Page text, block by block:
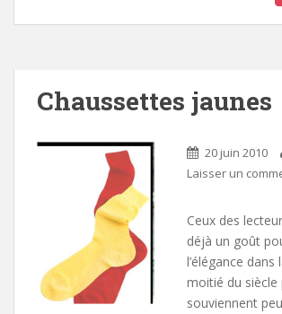
Chaussettes jaunes
20 juin 2010
Laisser un
Ceux des
déjà un goût
l’élégance dans
moitié du siècle
souviennent